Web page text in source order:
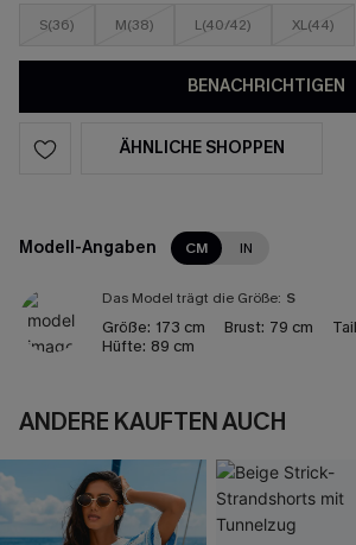
S(36) M(38) L(40/42) XL(44)
BENACHRICHTIGEN
ÄHNLICHE SHOPPEN
Modell-Angaben CM IN
Das Model trägt die Größe: S
Größe: 173 cm Brust: 79 cm
Hüfte: 89 cm
ANDERE KAUFTEN AUCH